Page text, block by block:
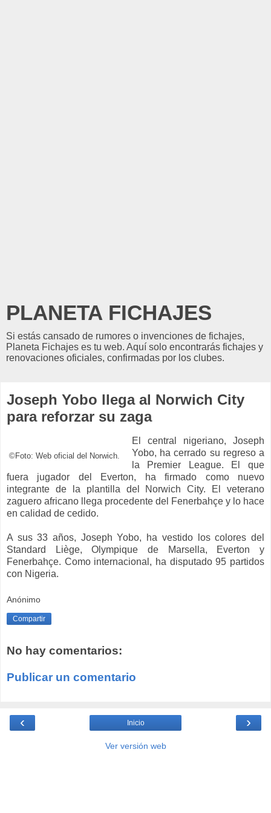
PLANETA FICHAJES
Si estás cansado de rumores o invenciones de fichajes,
Planeta Fichajes es tu web. Aquí solo encontrarás fichajes y
renovaciones oficiales, confirmadas por los clubes.
Joseph Yobo llega al Norwich City
para reforzar su zaga
©Foto: Web oficial del Norwich.
El central nigeriano, Joseph
Yobo, ha cerrado su regreso a
la Premier League. El que
fuera jugador del Everton, ha firmado como nuevo
integrante de la plantilla del Norwich City. El veterano
zaguero africano llega procedente del Fenerbahçe y lo hace
en calidad de cedido.
A sus 33 años, Joseph Yobo, ha vestido los colores del
Standard Liège, Olympique de Marsella, Everton y
Fenerbahçe. Como internacional, ha disputado 95 partidos
con Nigeria.
Anónimo
Compartir
No hay comentarios:
Publicar un comentario
‹ ›
Inicio
Ver versión web